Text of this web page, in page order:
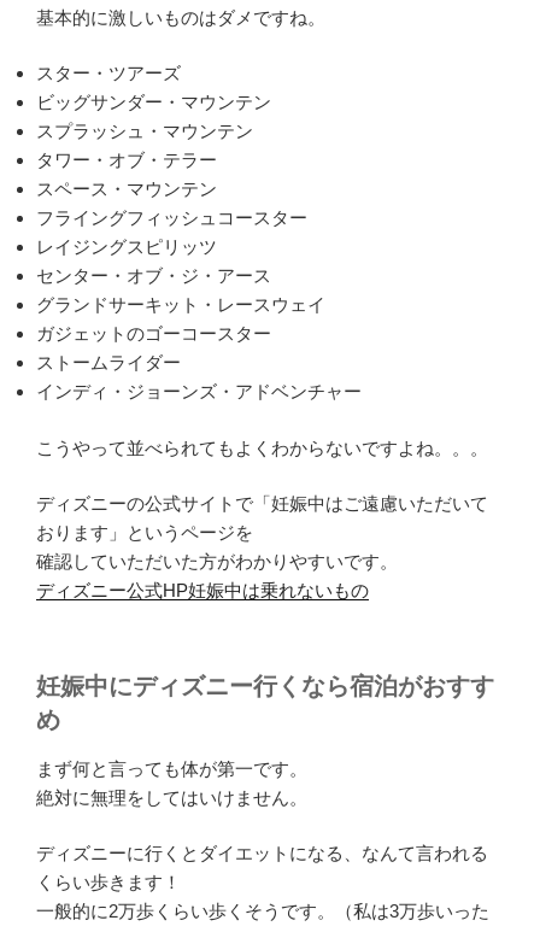
基本的に激しいものはダメですね。
スター・ツアーズ
ビッグサンダー・マウンテン
スプラッシュ・マウンテン
タワー・オブ・テラー
スペース・マウンテン
フライングフィッシュコースター
レイジングスピリッツ
センター・オブ・ジ・アース
グランドサーキット・レースウェイ
ガジェットのゴーコースター
ストームライダー
インディ・ジョーンズ・アドベンチャー
こうやって並べられてもよくわからないですよね。。。
ディズニーの公式サイトで「妊娠中はご遠慮いただいて
おります」というページを
確認していただいた方がわかりやすいです。
ディズニー公式HP妊娠中は乗れないもの
妊娠中にディズニー行くなら宿泊がおすす
め
まず何と言っても体が第一です。
絶対に無理をしてはいけません。
ディズニーに行くとダイエットになる、なんて言われる
くらい歩きます！
一般的に2万歩くらい歩くそうです。（私は3万歩いった